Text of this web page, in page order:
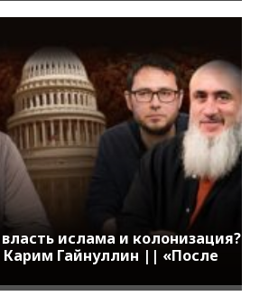
ислама и колонизация?
Гайнуллин || «После